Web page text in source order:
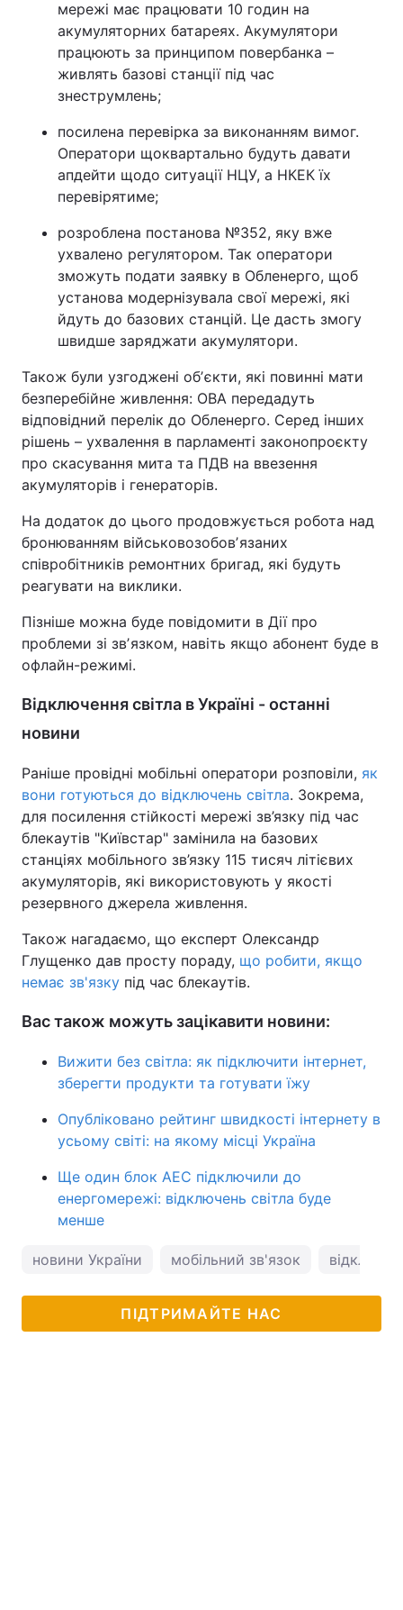
Тема оформлення
мережі має працювати 10 годин на
акумуляторних батареях. Акумулятори
працюють за принципом повербанка –
живлять базові станції під час
знеструмлень;
посилена перевірка за виконанням вимог.
Оператори щоквартально будуть давати
апдейти щодо ситуації НЦУ, а НКЕК їх
перевірятиме;
розроблена постанова №352, яку вже
ухвалено регулятором. Так оператори
зможуть подати заявку в Обленерго, щоб
установа модернізувала свої мережі, які
йдуть до базових станцій. Це дасть змогу
швидше заряджати акумулятори.
Також були узгоджені обʼєкти, які повинні мати
безперебійне живлення: ОВА передадуть
відповідний перелік до Обленерго. Серед інших
рішень – ухвалення в парламенті законопроєкту
про скасування мита та ПДВ на ввезення
акумуляторів і генераторів.
На додаток до цього продовжується робота над
бронюванням військовозобовʼязаних
співробітників ремонтних бригад, які будуть
реагувати на виклики.
Пізніше можна буде повідомити в Дії про
проблеми зі звʼязком, навіть якщо абонент буде в
офлайн-режимі.
Відключення світла в Україні - останні
новини
Раніше провідні мобільні оператори розповіли, як
вони готуються до відключень світла. Зокрема,
для посилення стійкості мережі зв’язку під час
блекаутів "Київстар" замінила на базових
станціях мобільного зв’язку 115 тисяч літієвих
акумуляторів, які використовують у якості
резервного джерела живлення.
Також нагадаємо, що експерт Олександр
Глущенко дав просту пораду, що робити, якщо
немає зв'язку під час блекаутів.
Вас також можуть зацікавити новини:
Вижити без світла: як підключити інтернет,
зберегти продукти та готувати їжу
Опубліковано рейтинг швидкості інтернету в
усьому світі: на якому місці Україна
Ще один блок АЕС підключили до
енергомережі: відключень світла буде
менше
новини України мобільний зв'язок
ПІДТРИМАЙТЕ НАС